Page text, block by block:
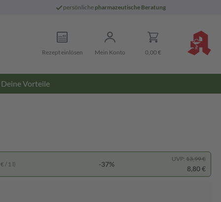
persönliche pharmazeutische Beratung
Rezept einlösen Mein Konto 0,00 €
Deine Vorteile
/ 1 l) -37%
UVP: 13,99 €
8,80 €